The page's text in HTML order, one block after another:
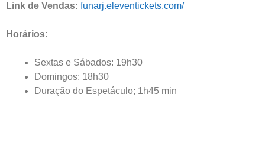
Link de Vendas: funarj.eleventickets.com/
Horários:
Sextas e Sábados: 19h30
Domingos: 18h30
Duração do Espetáculo; 1h45 min